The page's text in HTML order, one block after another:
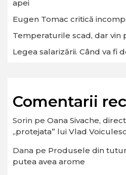
apei
Eugen Tomac critică
Temperaturile scad, dar vin
Legea salarizării. Când va fi
Comentarii
Sorin pe Oana Sivache,
„protejata” lui Vlad
Dana pe Produsele din
putea avea arome